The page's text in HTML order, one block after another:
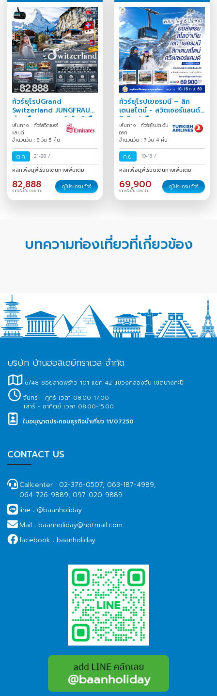
ทัวร์ยุโรปGrand
Switzerland JUNGFRAU
ล่องเรือทะเลสาบ 8 วัน 5 คืน
เส้นทาง : ทัวร์สวิตเซอร์
แลนด์
จำนวนวัน : 8 วัน 5 คืน
ต.ค. 21-28 /
คลิกเพื่อดูพีเรียดเดินทางเพิ่มเติม
82,888
ราคาเริ่มต้น บาท/ท่าน
ดูโปรแกรมทัวร์
ทัวร์ยุโรปเยอรมนี – ลิก
เตนสไตน์ - สวิตเซอร์แลนด์
7 วัน 4 คืน
เส้นทาง : ทัวร์ยุโรปตะวัน
ออก
จำนวนวัน : 7 วัน 4 คืน
ก.ย. 10-16 /
คลิกเพื่อดูพีเรียดเดินทางเพิ่มเติม
69,900
ราคาเริ่มต้น บาท/ท่าน
ดูโปรแกรมทัวร์
บทความท่องเที่ยวที่เกี่ยวข้อง
บริษัท บ้านฮอลิเดย์ทราเวล จำกัด
6/48 ซอยลาดพร้าว 101 แยก 42 แขวงคลองจั่น เขตบางกะปิ
จันทร์ - ศุกร์ เวลา 08.00-17.00
เสาร์ - อาทิตย์ เวลา 08.00-15.00
ใบอนุญาตประกอบธุรกิจนำเที่ยว 11/07250
CONTACT US
Callcenter : 02-376-0507, 063-187-4989,
064-726-9889, 097-020-9889
line : @baanholiday
Mail : baanholiday@hotmail.com
facebook : baanholiday